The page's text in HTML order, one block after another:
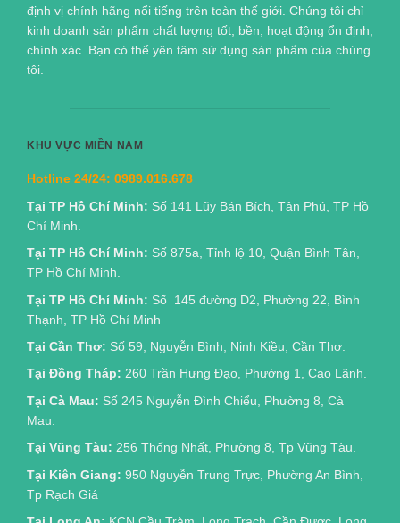
định vị chính hãng nổi tiếng trên toàn thế giới. Chúng tôi chỉ
kinh doanh sản phẩm chất lượng tốt, bền, hoạt động ổn định,
chính xác. Bạn có thể yên tâm sử dụng sản phẩm của chúng
tôi.
KHU VỰC MIỀN NAM
Hotline 24/24: 0989.016.678
Tại TP Hồ Chí Minh: Số 141 Lũy Bán Bích, Tân Phú, TP Hồ
Chí Minh.
Tại TP Hồ Chí Minh: Số 875a, Tỉnh lộ 10, Quận Bình Tân,
TP Hồ Chí Minh.
Tại TP Hồ Chí Minh: Số 145 đường D2, Phường 22, Bình
Thạnh, TP Hồ Chí Minh
Tại Cần Thơ: Số 59, Nguyễn Bình, Ninh Kiều, Cần Thơ.
Tại Đồng Tháp: 260 Trần Hưng Đạo, Phường 1, Cao Lãnh.
Tại Cà Mau: Số 245 Nguyễn Đình Chiểu, Phường 8, Cà
Mau.
Tại Vũng Tàu: 256 Thống Nhất, Phường 8, Tp Vũng Tàu.
Tại Kiên Giang: 950 Nguyễn Trung Trực, Phường An Bình,
Tp Rạch Giá